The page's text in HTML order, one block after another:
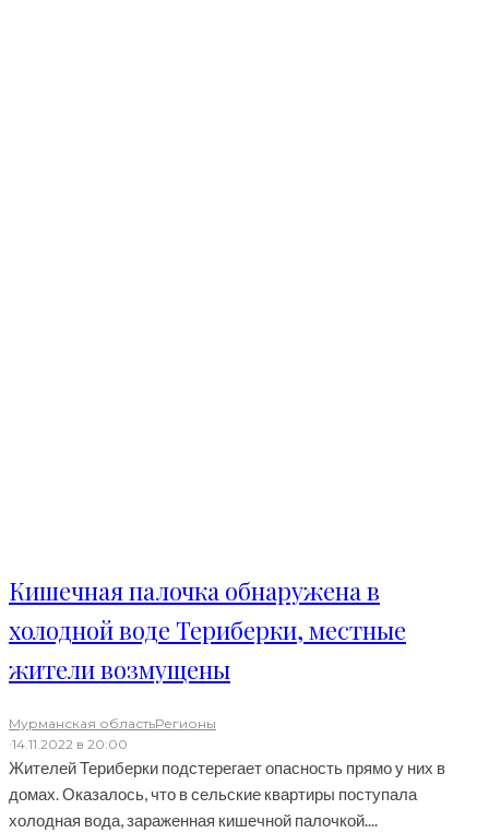
Кишечная палочка обнаружена в
холодной воде Териберки, местные
жители возмущены
Мурманская областьРегионы
·14.11.2022 в 20:00
Жителей Териберки подстерегает опасность прямо у них в
домах. Оказалось, что в сельские квартиры поступала
холодная вода, зараженная кишечной палочкой....